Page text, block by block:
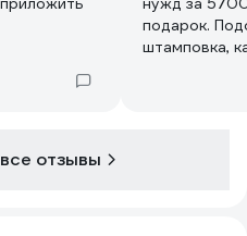
подарок.
штамповка,
отзывы